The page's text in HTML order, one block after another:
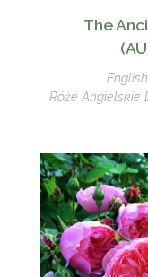
The
Róże Angielskie